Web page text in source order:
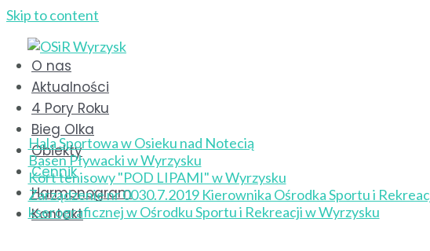
Skip to content
O nas
Aktualności
4 Pory Roku
Bieg Olka
Obiekty
Cennik
Harmonogram
Kontakt
Cennik
Cennik wynajmu i
Hala Sportowa w Osieku nad Notecią
Basen Pływacki w Wyrzysku
Kort tenisowy "POD LIPAMI" w Wyrzysku
Zarządzenie nr 0030.7.2019 Kierownika Ośrodka Sportu i
kserograficznej w Ośrodku Sportu i Rekreacji w Wyrzysku